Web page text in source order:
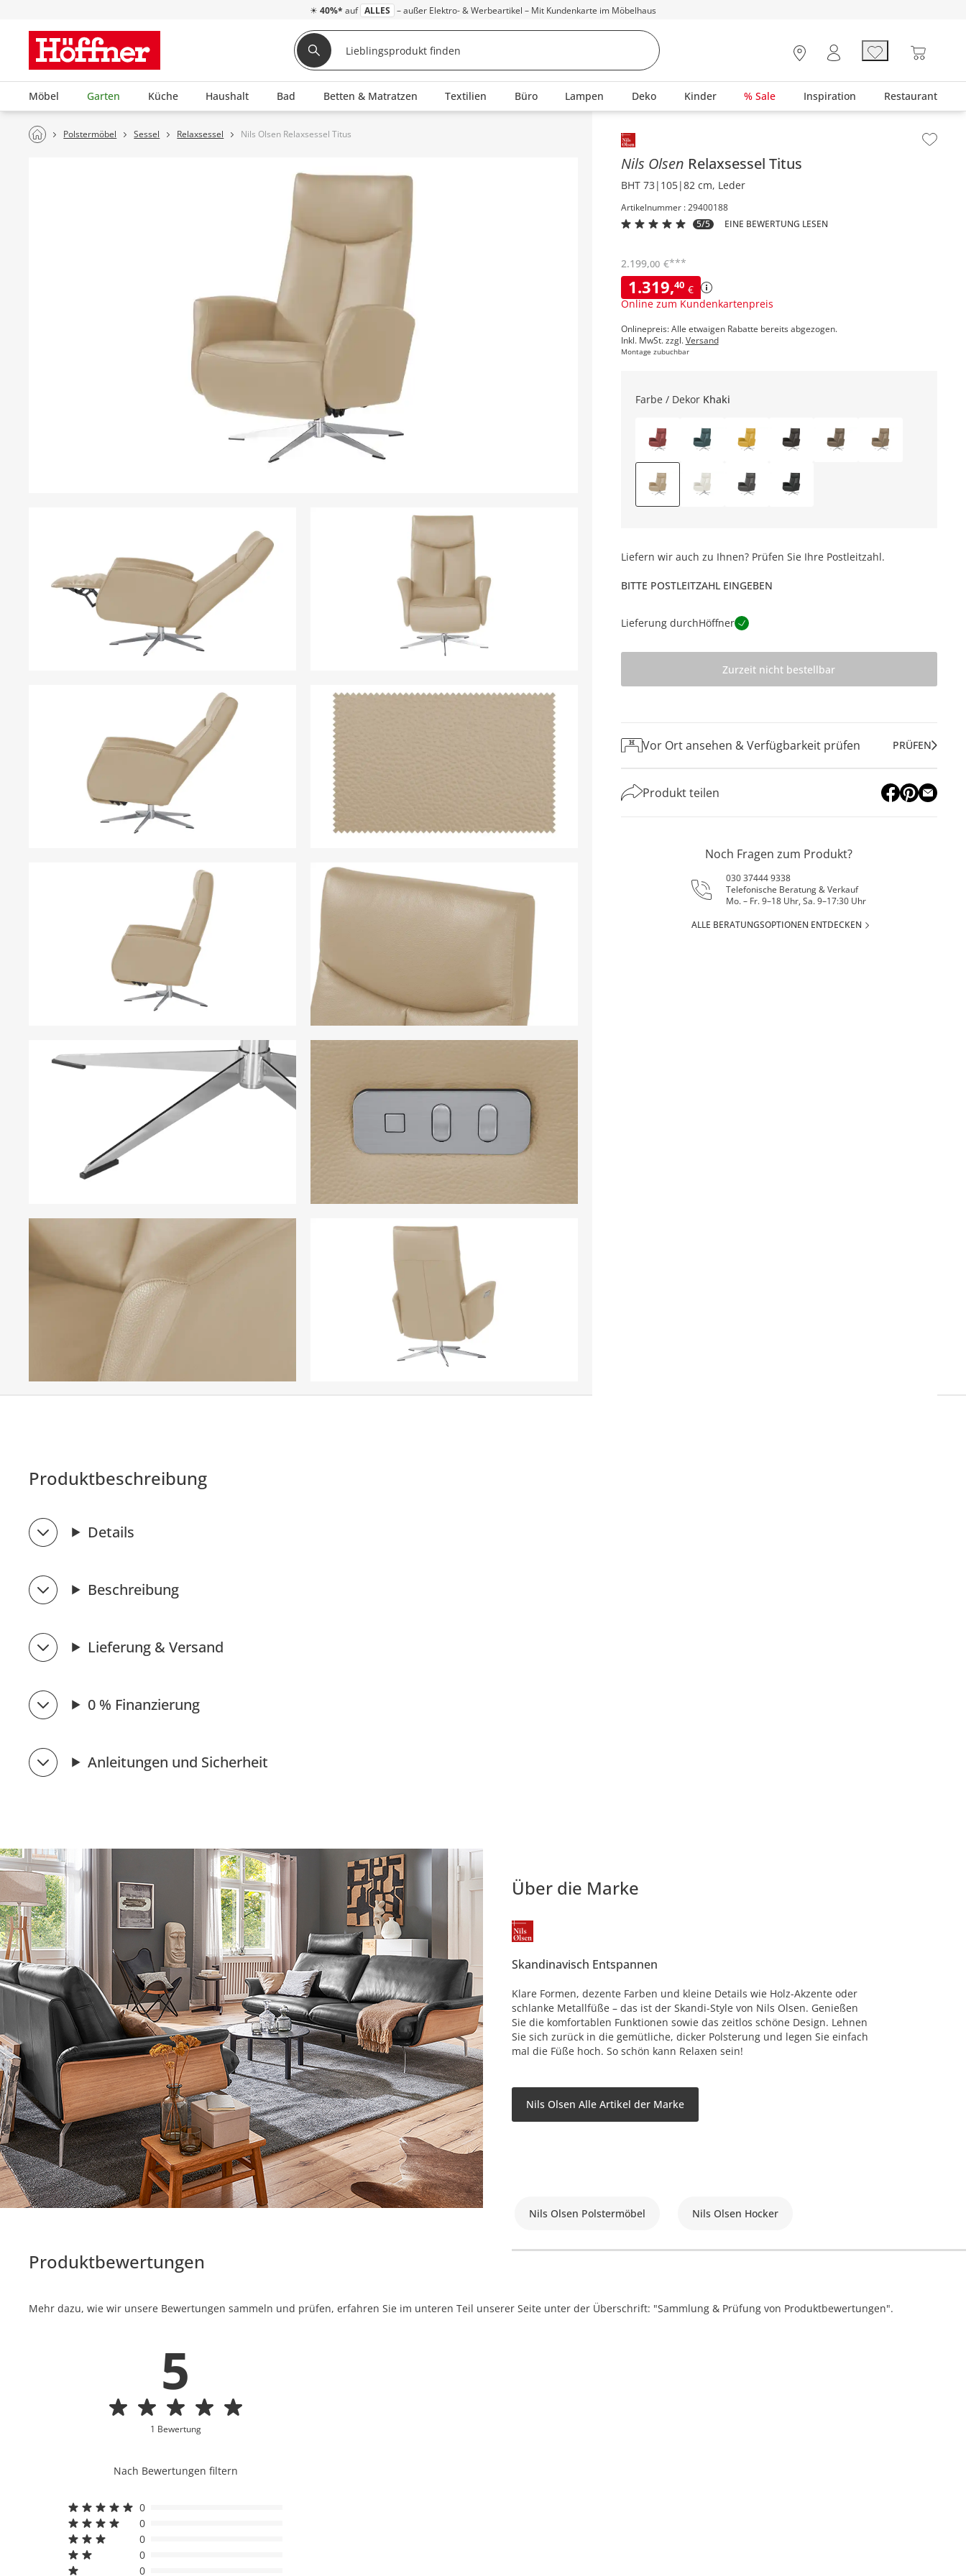
☀ 40%* auf ALLES – außer Elektro- & Werbeartikel – Mit Kundenkarte im Möbelhaus
Möbel Garten Küche Haushalt Bad Betten & Matratzen Textilien Büro Lampen Deko Kinder % Sale Inspiration Restaurant
Polstermöbel Sessel Relaxsessel Nils Olsen Relaxsessel Titus Inhalt der Seitenleiste überspringen - Zum Seitenende
Nils Olsen Relaxsessel Titus
BHT 73|105|82 cm, Leder
Artikelnummer : 29400188
5/5
EINE BEWERTUNG LESEN
1.319,40 €
Online zum Kundenkartenpreis
2.199,00 €***
Onlinepreis: Alle etwaigen Rabatte bereits abgezogen.
Inkl. MwSt. zzgl.Versand
Montage zubuchbar
Farbe / Dekor Khaki
Liefern wir auch zu Ihnen? Prüfen Sie Ihre Postleitzahl.
BITTE POSTLEITZAHL EINGEBEN
Lieferung durchHöffner
Zurzeit nicht bestellbar
Vor Ort ansehen & Verfügbarkeit prüfen PRÜFEN
Produkt teilen
Noch Fragen zum Produkt?
030 37444 9338
Telefonische Beratung & Verkauf
Mo. – Fr. 9–18 Uhr, Sa. 9–17:30 Uhr
ALLE BERATUNGSOPTIONEN ENTDECKEN
Produktbeschreibung
Details
Beschreibung
Lieferung & Versand
0 % Finanzierung
Anleitungen und Sicherheit
Über die Marke
Skandinavisch Entspannen
Klare Formen, dezente Farben und kleine Details wie Holz-Akzente oder
schlanke Metallfüße – das ist der Skandi-Style von Nils Olsen. Genießen
Sie die komfortablen Funktionen sowie das zeitlos schöne Design. Lehnen
Sie sich zurück in die gemütliche, dicker Polsterung und legen Sie einfach
mal die Füße hoch. So schön kann Relaxen sein!
Nils Olsen Alle Artikel der Marke
Nils Olsen Polstermöbel Nils Olsen Hocker
Produktbewertungen
Mehr dazu, wie wir unsere Bewertungen sammeln und prüfen, erfahren Sie im unteren Teil unserer Seite unter der Überschrift: "Sammlung & Prüfung von Produktbewertungen".
5
1 Bewertung
Nach Bewertungen filtern
0
0
0
0
0